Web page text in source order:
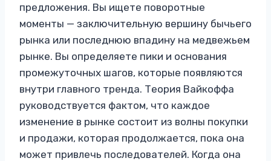
предложения. Вы ищете поворотные
моменты — заключительную вершину бычьего
рынка или последнюю впадину на медвежьем
рынке. Вы определяете пики и основания
промежуточных шагов, которые появляются
внутри главного тренда. Теория Вайкоффа
руководствуется фактом, что каждое
изменение в рынке состоит из волны покупки
и продажи, которая продолжается, пока она
может привлечь последователей. Когда она